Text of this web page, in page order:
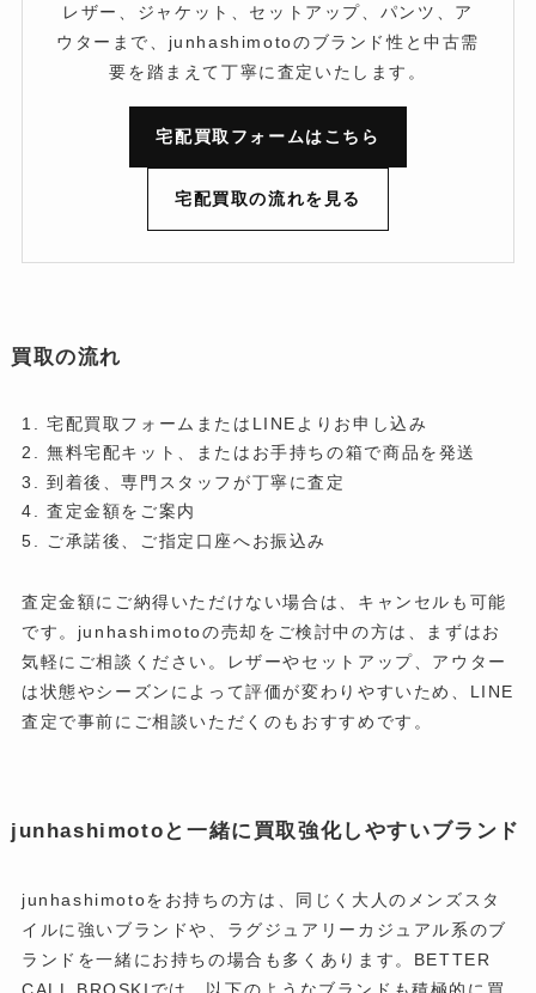
レザー、ジャケット、セットアップ、パンツ、ア
ウターまで、junhashimotoのブランド性と中古需
要を踏まえて丁寧に査定いたします。
宅配買取フォームはこちら
宅配買取の流れを見る
買取の流れ
宅配買取フォームまたはLINEよりお申し込み
無料宅配キット、またはお手持ちの箱で商品を発送
到着後、専門スタッフが丁寧に査定
査定金額をご案内
ご承諾後、ご指定口座へお振込み
査定金額にご納得いただけない場合は、キャンセルも可能
です。junhashimotoの売却をご検討中の方は、まずはお
気軽にご相談ください。レザーやセットアップ、アウター
は状態やシーズンによって評価が変わりやすいため、LINE
査定で事前にご相談いただくのもおすすめです。
junhashimotoと一緒に買取強化しやすいブランド
junhashimotoをお持ちの方は、同じく大人のメンズスタ
イルに強いブランドや、ラグジュアリーカジュアル系のブ
ランドを一緒にお持ちの場合も多くあります。BETTER
CALL BROSKIでは、以下のようなブランドも積極的に買